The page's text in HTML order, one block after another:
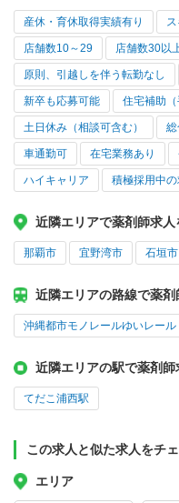
産休・育休取得実績有り
店舗数10～29 店舗数30以
原則、引越しを伴う転勤なし
新卒も応募可能 住宅補助（
土日休み（相談可含む）
車通勤可 在宅業務あり
ハイキャリア 積極採用中の
近隣エリアで薬剤師求人
那覇市 宜野湾市 石垣市
近隣エリアの路線で薬
沖縄都市モノレールゆいレール
近隣エリアの駅で薬剤師
てだこ浦西駅
この求人と似た求人をチ
エリア